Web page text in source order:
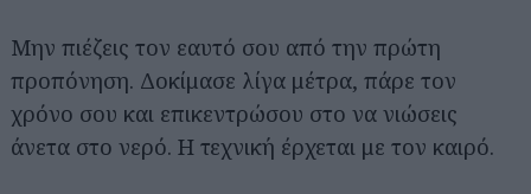
Μην πιέζεις τον εαυτό σου από την πρώτη
προπόνηση. Δοκίμασε λίγα μέτρα, πάρε τον
χρόνο σου και επικεντρώσου στο να νιώσεις
άνετα στο νερό. Η τεχνική έρχεται με τον καιρό.